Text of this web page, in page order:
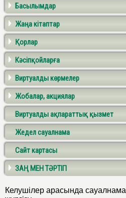
Басылымдар
Жаңа кітаптар
Қорлар
Кәсіпқойларға
Виртуалды көрмелер
Жобалар, акциялар
Виртуалды ақпараттық қызмет
Жедел сауалнама
Сайт картасы
ЗАҢ МЕН ТӘРТІП
Келушілер арасында сауалнама